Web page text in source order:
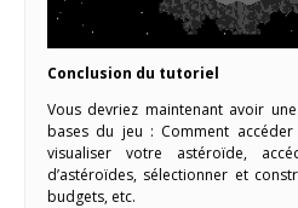
Conclusion du tutoriel
Vous devriez maintenant avoir
bases du jeu : Comment
visualiser votre astéroïde,
d’astéroïdes, sélectionner et
budgets, etc.